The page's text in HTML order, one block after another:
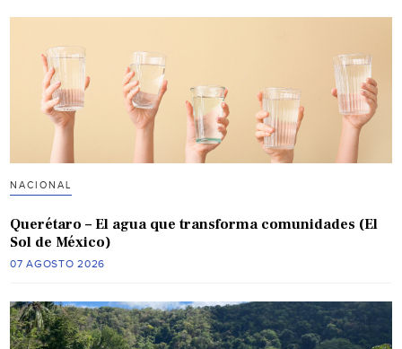
NACIONAL
Querétaro – El agua que transforma comunidades (El
Sol de México)
07 AGOSTO 2026